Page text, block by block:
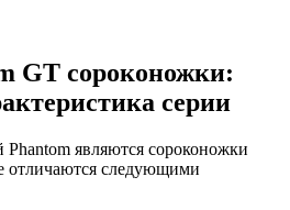
GT сороконожки:
серии
являются сороконожки
отличаются следующими